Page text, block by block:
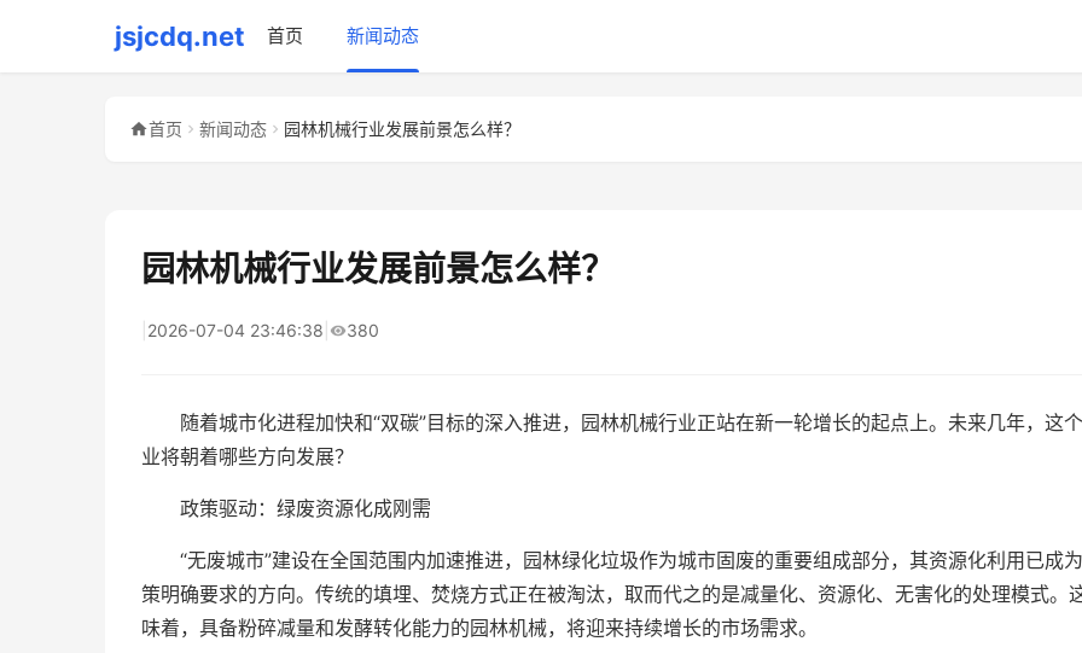
jsjcdq.net 首页 新闻动态
首页 新闻动态 园林机械行业发展前景怎么样？
园林机械行业发展前景怎么样？
2026-07-04 23:46:38 380
随着城市化进程加快和“双碳”目标的深入推进，园林机械行业正站在新一轮增长的起点上。未来几年，这
业将朝着哪些方向发展？
政策驱动：绿废资源化成刚需
“无废城市”建设在全国范围内加速推进，园林绿化垃圾作为城市固废的重要组成部分，其资源化利用已成
策明确要求的方向。传统的填埋、焚烧方式正在被淘汰，取而代之的是减量化、资源化、无害化的处理模式。
味着，具备粉碎减量和发酵转化能力的园林机械，将迎来持续增长的市场需求。